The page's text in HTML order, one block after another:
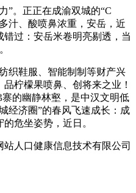
。正正在成渝双城的“C
汁、酸喷鼻浓重，安岳，近
过：安岳米卷明亮剔透，当
鞋服、智能制制等财产兴
柠檬果喷鼻、创将来之业！
的幽静林壑，是中汉文明低
经济圈”的春风飞速成长：成
危坐姿势，近日。
站人口健康信息技术有限公司